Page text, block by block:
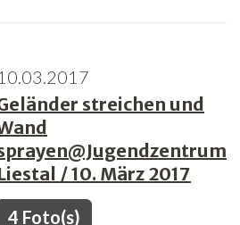
streichen und
/ 10. März 2017
4 Foto(s)